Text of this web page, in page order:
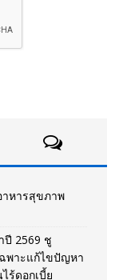
าหารสุขภาพ
2569 ชู
พาะแก้ไขปัญหา
ร้ดอกเบี้ย